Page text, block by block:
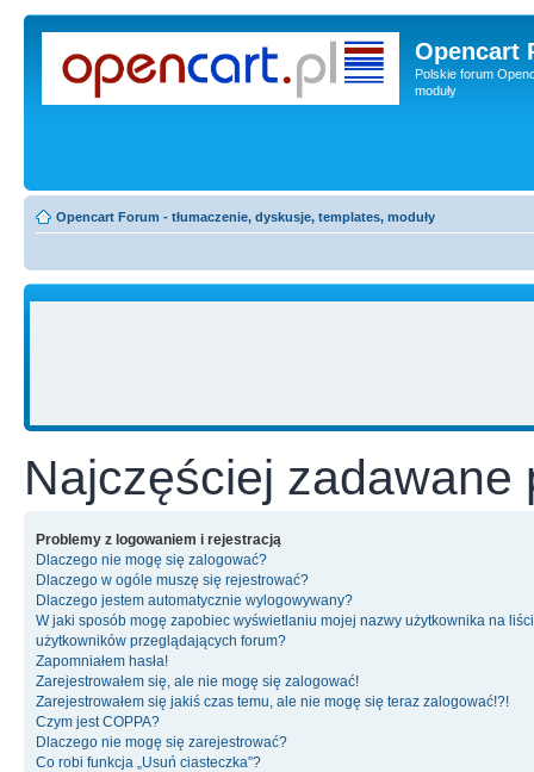
Opencart
Polskie forum
moduły
Opencart Forum - tłumaczenie, dyskusje, templates, moduły
Najczęściej zadawane
Problemy z logowaniem i rejestracją
Dlaczego nie mogę się zalogować?
Dlaczego w ogóle muszę się rejestrować?
Dlaczego jestem automatycznie wylogowywany?
W jaki sposób mogę zapobiec wyświetlaniu mojej nazwy użytkownika na
użytkowników przeglądających forum?
Zapomniałem hasła!
Zarejestrowałem się, ale nie mogę się zalogować!
Zarejestrowałem się jakiś czas temu, ale nie mogę się teraz zalogować!?!
Czym jest COPPA?
Dlaczego nie mogę się zarejestrować?
Co robi funkcja „Usuń ciasteczka”?